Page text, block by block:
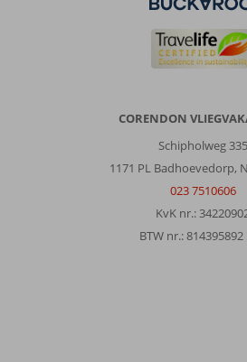
CORENDON
Schipholweg 335
1171 PL Badhoevedorp,
023 7510606
KvK nr.:
BTW nr.: 814395892